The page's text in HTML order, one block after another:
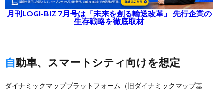
月刊LOGI-BIZ 7月号は「未来を創る輸送改革」 先行企業の
生存戦略を徹底取材
自動車、スマートシティ向けを想定
ダイナミックマッププラットフォーム（旧ダイナミックマップ基